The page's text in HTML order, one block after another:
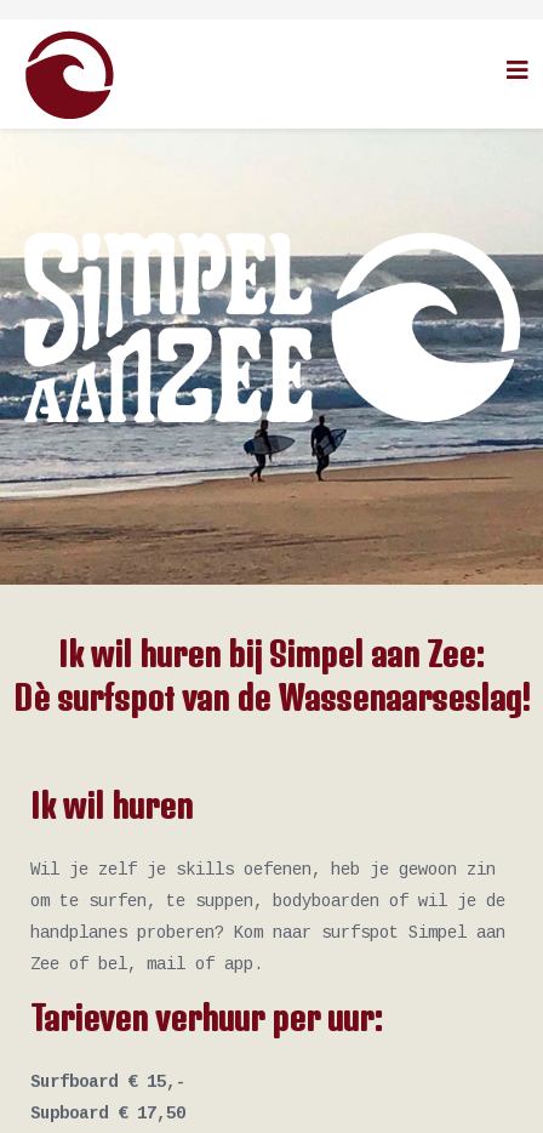
Ik wil huren bij Simpel aan Zee:
Dè surfspot van de Wassenaarseslag!
Ik wil huren
Wil je zelf je skills oefenen, heb je gewoon zin
om te surfen, te suppen, bodyboarden of wil je de
handplanes proberen? Kom naar surfspot Simpel aan
Zee of bel, mail of app.
Tarieven verhuur per uur:
Surfboard € 15,-
Supboard € 17,50